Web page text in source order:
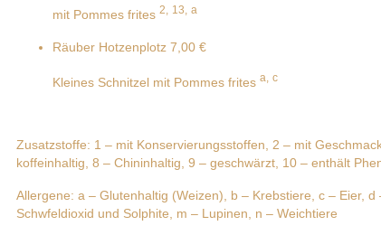
mit Pommes frites 2, 13, a
Räuber Hotzenplotz 7,00 €
Kleines Schnitzel mit Pommes frites a, c
Zusatzstoffe: 1 – mit Konservierungsstoffen, 2 – mit
koffeinhaltig, 8 – Chininhaltig, 9 – geschwärzt, 10 – enthält
Allergene: a – Glutenhaltig (Weizen), b – Krebstiere, c – Eier,
Schwfeldioxid und Solphite, m – Lupinen, n – Weichtiere